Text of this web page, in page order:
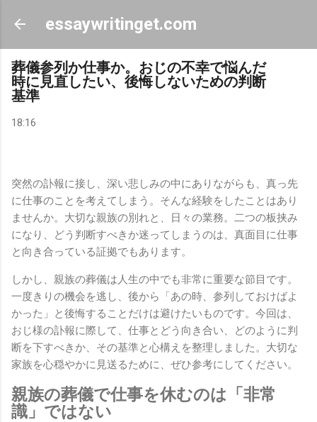
スキップしてメイン コンテンツに移動
essaywritinget.com
葬儀参列か仕事か。おじの不幸で悩んだ
時に見直したい、後悔しないための判断
基準
18:16
突然の訃報に接し、深い悲しみの中にありながらも、真っ先
に仕事のことを考えてしまう。そんな経験をしたことはあり
ませんか。大切な親族の別れと、日々の業務。二つの板挟み
になり、どう判断すべきか迷ってしまうのは、真面目に仕事
と向き合っている証拠でもあります。
しかし、親族の葬儀は人生の中でも非常に重要な節目です。
一度きりの機会を逃し、後から「あの時、参列しておけばよ
かった」と後悔することだけは避けたいものです。今回は、
おじ様の訃報に際して、仕事とどう向き合い、どのように判
断を下すべきか、その基準と心構えを整理しました。大切な
家族を心穏やかに見送るために、ぜひ参考にしてください。
親族の葬儀で仕事を休むのは「非常
識」ではない